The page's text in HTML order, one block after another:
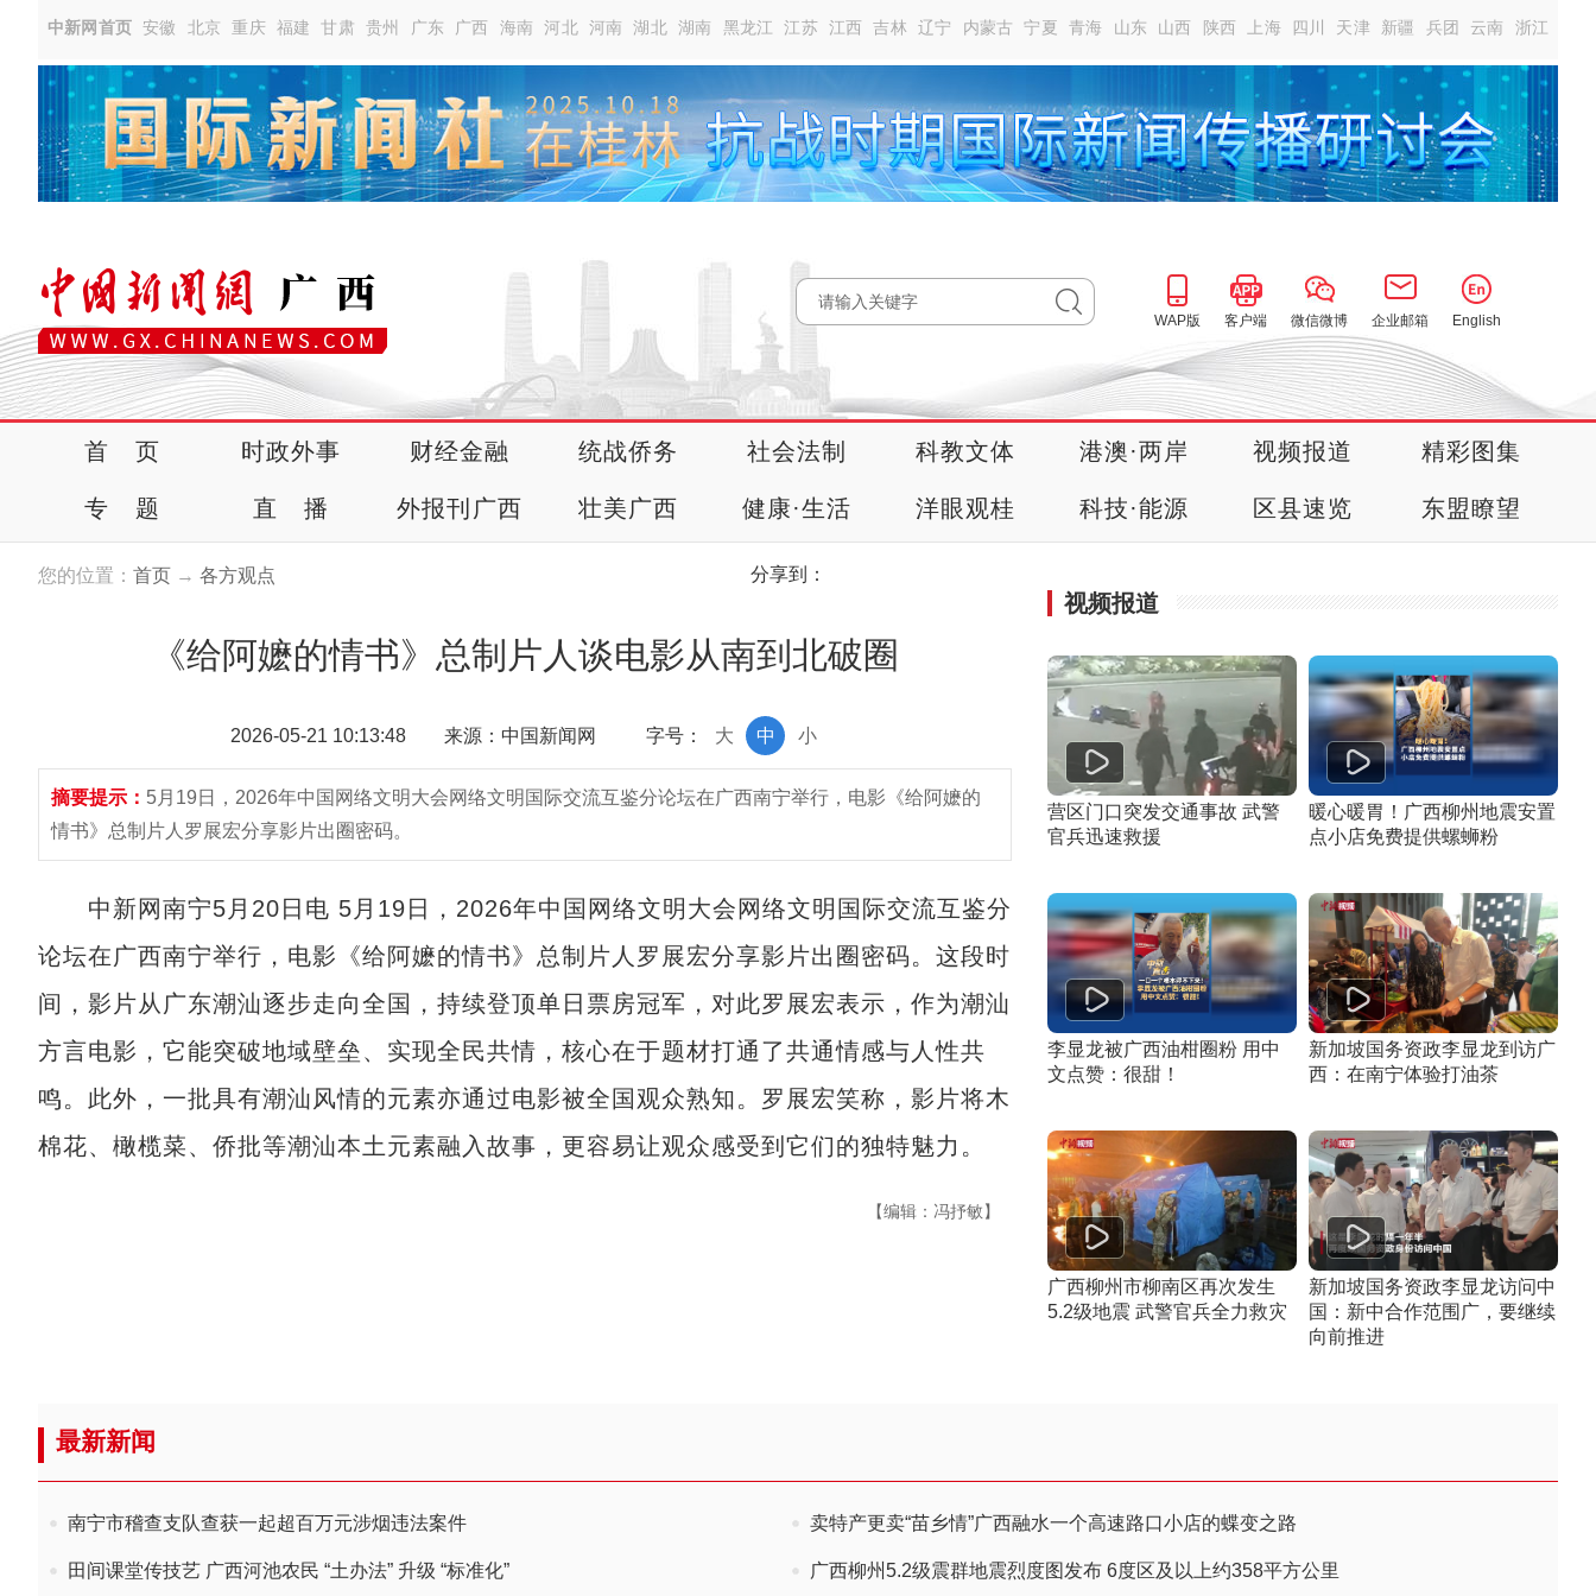
中新网首页 安徽 北京 重庆 福建 甘肃 贵州 广东 广西 海南 河北 河南 湖北 湖南 黑龙江 江苏 江西 吉林 辽宁 内蒙古 宁夏 青海 山东 山西 陕西 上海 四川 天津 新疆 兵团 云南 浙江
WAP版 客户端 微信微博 企业邮箱 English
首 页 时政外事 财经金融 统战侨务 社会法制 科教文体 港澳·两岸 视频报道 精彩图集
专 题 直 播 外报刊广西 壮美广西 健康·生活 洋眼观桂 科技·能源 区县速览 东盟瞭望
您的位置： 首页 → 各方观点 分享到：
《给阿嬷的情书》总制片人谈电影从南到北破圈
2026-05-21 10:13:48 来源：中国新闻网 字号： 小
中
大
摘要提示： 5月19日，2026年中国网络文明大会网络文明国际交流互鉴分论坛在广西南宁举行，电影《给阿嬷的
情书》总制片人罗展宏分享影片出圈密码。
中新网南宁5月20日电 5月19日，2026年中国网络文明大会网络文明国际交流互鉴分
论坛在广西南宁举行，电影《给阿嬷的情书》总制片人罗展宏分享影片出圈密码。这段时
间，影片从广东潮汕逐步走向全国，持续登顶单日票房冠军，对此罗展宏表示，作为潮汕
方言电影，它能突破地域壁垒、实现全民共情，核心在于题材打通了共通情感与人性共
鸣。此外，一批具有潮汕风情的元素亦通过电影被全国观众熟知。罗展宏笑称，影片将木
棉花、橄榄菜、侨批等潮汕本土元素融入故事，更容易让观众感受到它们的独特魅力。
【编辑：冯抒敏】
视频报道
营区门口突发交通事故 武警
官兵迅速救援
暖心暖胃！广西柳州地震安置
点小店免费提供螺蛳粉
李显龙被广西油柑圈粉 用中
文点赞：很甜！
新加坡国务资政李显龙到访广
西：在南宁体验打油茶
广西柳州市柳南区再次发生
5.2级地震 武警官兵全力救灾
新加坡国务资政李显龙访问中
国：新中合作范围广，要继续
向前推进
最新新闻
南宁市稽查支队查获一起超百万元涉烟违法案件 卖特产更卖“苗乡情”广西融水一个高速路口小店的蝶变之路
田间课堂传技艺 广西河池农民 “土办法” 升级 “标准化” 广西柳州5.2级震群地震烈度图发布 6度区及以上约358平方公里